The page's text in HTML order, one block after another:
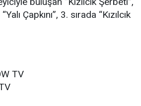
Çapkını”, 3. sırada “Kızılcık
TV